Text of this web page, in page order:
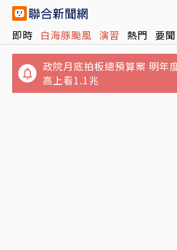
即時 白海豚颱風 演習 熱門 要聞
講手機太大聲被廣播提醒 女
台鐵不忍喊告
高上看1.1兆